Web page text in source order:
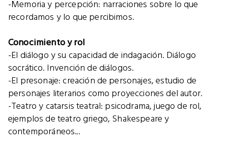
-Memoria y percepción: narraciones sobre lo que
recordamos y lo que percibimos.
Conocimiento y rol
-El diálogo y su capacidad de indagación. Diálogo
socrático. Invención de diálogos.
-El presonaje: creación de personajes, estudio de
personajes literarios como proyecciones del autor.
-Teatro y catarsis teatral: psicodrama, juego de rol,
ejemplos de teatro griego, Shakespeare y
contemporáneos...